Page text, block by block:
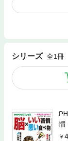
シリーズ 全1冊
慣